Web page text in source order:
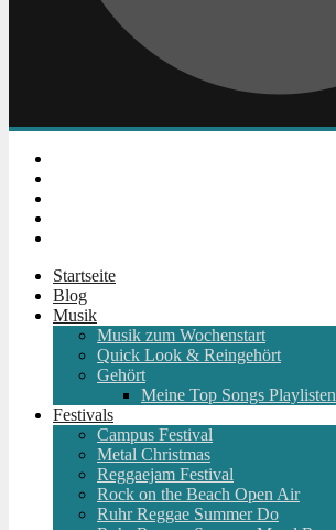
Startseite
Blog
Musik
Musik zum Wochenstart
Quick Look & Reingehört
Gehört
Meine Top Songs Playlisten
Festivals
Campus Festival
Metal Christmas
Reggaejam Festival
Rock on the Beach Open Air
Ruhr Reggae Summer Do